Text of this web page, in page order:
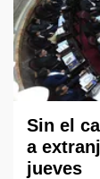
Sin el
a
jueves